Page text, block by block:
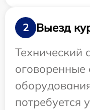
2
Выезд
Технический
оговоренные
потребуется